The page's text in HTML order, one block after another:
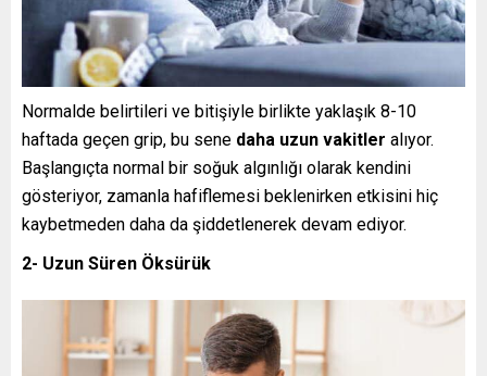
Normalde belirtileri ve bitişiyle birlikte yaklaşık 8-10
haftada geçen grip, bu sene daha uzun vakitler alıyor.
Başlangıçta normal bir soğuk algınlığı olarak kendini
gösteriyor, zamanla hafiflemesi beklenirken etkisini hiç
kaybetmeden daha da şiddetlenerek devam ediyor.
2- Uzun Süren Öksürük